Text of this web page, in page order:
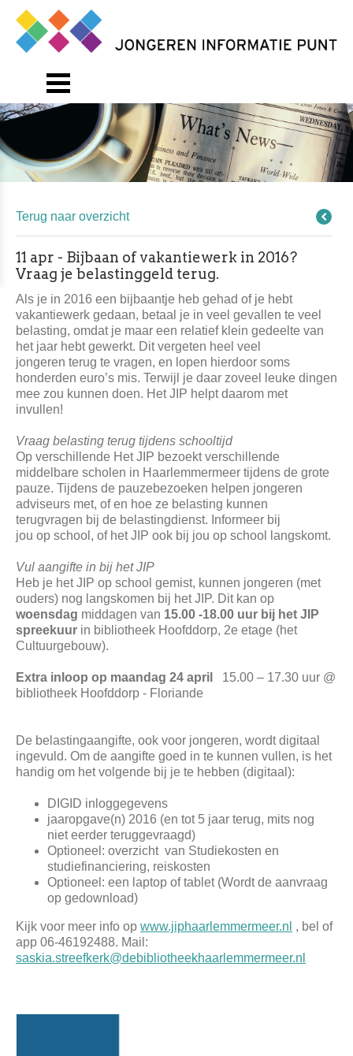
Terug naar overzicht
11 apr - Bijbaan of vakantiewerk in 2016?
Vraag je belastinggeld terug.
Als je in 2016 een bijbaantje heb gehad of je hebt
vakantiewerk gedaan, betaal je in veel gevallen te veel
belasting, omdat je maar een relatief klein gedeelte van
het jaar hebt gewerkt. Dit vergeten heel veel
jongeren terug te vragen, en lopen hierdoor soms
honderden euro’s mis. Terwijl je daar zoveel leuke dingen
mee zou kunnen doen. Het JIP helpt daarom met
invullen!
Vraag belasting terug tijdens schooltijd
Op verschillende Het JIP bezoekt verschillende
middelbare scholen in Haarlemmermeer tijdens de grote
pauze. Tijdens de pauzebezoeken helpen jongeren
adviseurs met, of en hoe ze belasting kunnen
terugvragen bij de belastingdienst. Informeer bij
jou op school, of het JIP ook bij jou op school langskomt.
Vul aangifte in bij het JIP
Heb je het JIP op school gemist, kunnen jongeren (met
ouders) nog langskomen bij het JIP. Dit kan op
woensdag middagen van 15.00 -18.00 uur bij het JIP
spreekuur in bibliotheek Hoofddorp, 2e etage (het
Cultuurgebouw).
Extra inloop op maandag 24 april
15.00 – 17.30 uur @
bibliotheek Hoofddorp - Floriande
De belastingaangifte, ook voor jongeren, wordt digitaal
ingevuld. Om de aangifte goed in te kunnen vullen, is het
handig om het volgende bij je te hebben (digitaal):
DIGID inloggegevens
jaaropgave(n) 2016 (en tot 5 jaar terug, mits nog
niet eerder teruggevraagd)
Optioneel: overzicht van Studiekosten en
studiefinanciering, reiskosten
Optioneel: een laptop of tablet (Wordt de aanvraag
op gedownload)
Kijk voor meer info op www.jiphaarlemmermeer.nl , bel of
app 06-46192488. Mail:
saskia.streefkerk@debibliotheekhaarlemmermeer.nl